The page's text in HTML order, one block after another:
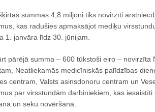
summas 4,8 miljoni tiks novirzīti
kas radušies apmaksājot mediķu
1. janvāra līdz 30. jūnijam.
pārējā summa – 600 tūkstoši eiro – novirzīta
Neatliekamās medicīniskās palīdzības
centram, Valsts asinsdonoru centram un
par virsstundām darbiniekiem, kas iesaistīti
un seku novēršanā.